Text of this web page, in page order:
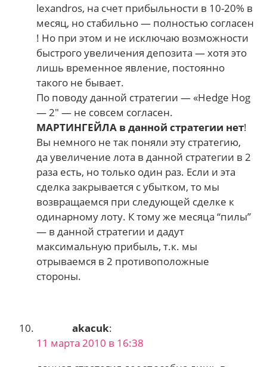
lexandros, на счет прибыльности в 10-20% в
месяц, но стабильно — полностью согласен
! Но при этом и не исключаю возможности
быстрого увеличения депозита — хотя это
лишь временное явление, постоянно
такого не бывает.
По поводу данной стратегии — «Hedge Hog
— 2″ — не совсем согласен.
МАРТИНГЕЙЛА в данной стратегии нет!
Вы немного не так поняли эту стратегию,
да увеличение лота в данной стратегии в 2
раза есть, но только один раз. Если и эта
сделка закрывается с убытком, то мы
возвращаемся при следующей сделке к
одинарному лоту. К тому же месяца “пилы”
— в данной стратегии и дадут
максимальную прибыль, т.к. мы
отрываемся в 2 противоположные
стороны.
akacuk:
11 марта 2010 в 16:38